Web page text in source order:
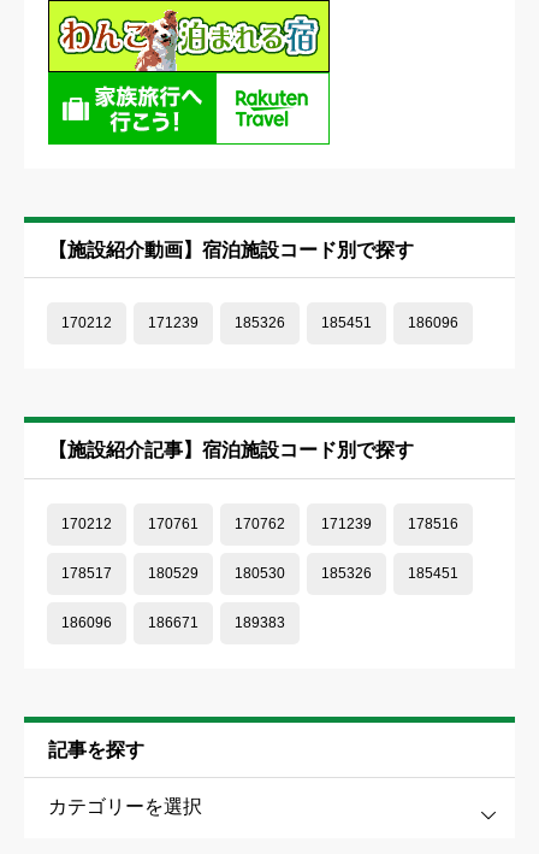
星の数をお選びください 
【施設紹介動画】宿泊施設コード別で探す
170212 171239 185326 185451 186096
【施設紹介記事】宿泊施設コード別で探す
170212 170761 170762 171239 178516
178517 180529 180530 185326 185451
186096 186671 189383
記事を探す